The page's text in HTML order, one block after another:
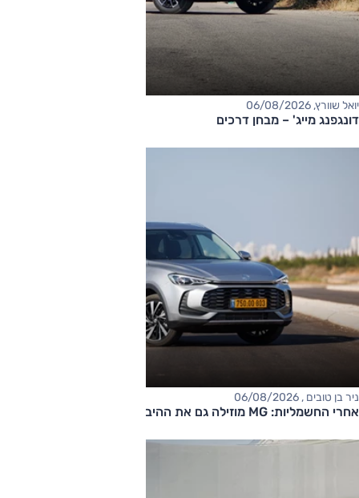
יואל שוורץ, 06/08/2026
דונגפנג מייג' – מבחן דרכים
ניר בן טובים , 06/08/2026
אחרי החשמליות: MG מוזילה גם את ההיברידיות